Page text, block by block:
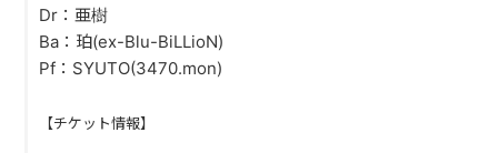
PAST LIVE
Dr：亜樹
Ba：珀(ex-Blu-BiLLioN)
Pf：SYUTO(3470.mon)
【チケット情報】